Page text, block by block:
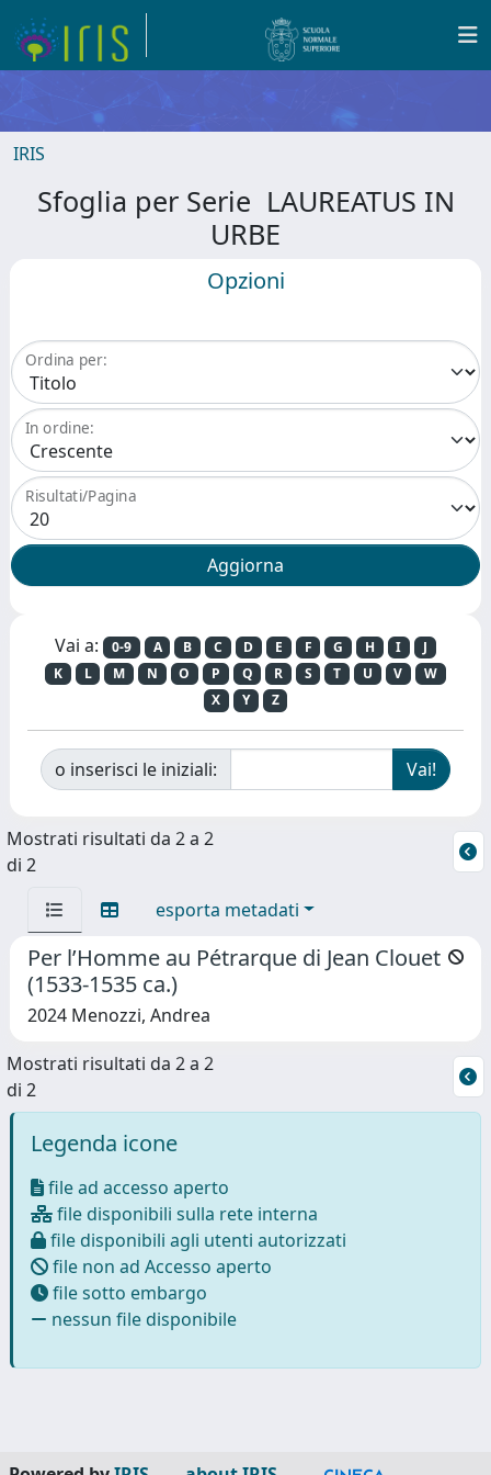
IRIS
Sfoglia per Serie LAUREATUS IN
URBE
Opzioni
Ordina per:
In ordine:
Risultati/Pagina
Vai a: 0-9 A B C D E F G H I
J
K
L M N O P Q R S T U V
W
X
Y Z
o inserisci le iniziali:
Mostrati risultati da 2 a 2
di 2
esporta metadati
Per l’Homme au Pétrarque di Jean Clouet
(1533-1535 ca.)
2024 Menozzi, Andrea
Mostrati risultati da 2 a 2
di 2
Legenda icone
file ad accesso aperto
file disponibili sulla rete interna
file disponibili agli utenti autorizzati
file non ad Accesso aperto
file sotto embargo
nessun file disponibile